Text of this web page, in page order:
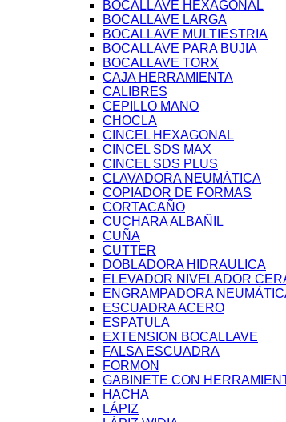
BOCALLAVE HEXAGONAL
BOCALLAVE LARGA
BOCALLAVE MULTIESTRIA
BOCALLAVE PARA BUJIA
BOCALLAVE TORX
CAJA HERRAMIENTA
CALIBRES
CEPILLO MANO
CHOCLA
CINCEL HEXAGONAL
CINCEL SDS MAX
CINCEL SDS PLUS
CLAVADORA NEUMÁTICA
COPIADOR DE FORMAS
CORTACAÑO
CUCHARA ALBAÑIL
CUÑA
CUTTER
DOBLADORA HIDRAULICA
ELEVADOR NIVELADOR
ENGRAMPADORA
ESCUADRA ACERO
ESPATULA
EXTENSION BOCALLAVE
FALSA ESCUADRA
FORMON
GABINETE CON
HACHA
LÁPIZ